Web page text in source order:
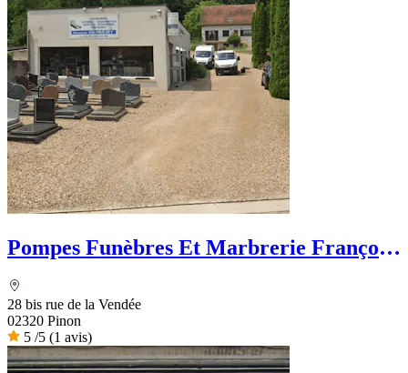
Pompes Funèbres Et Marbrerie François
28 bis rue de la Vendée
02320 Pinon
5 /5 (1 avis)